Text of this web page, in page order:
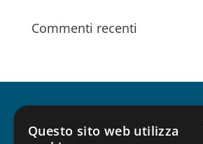
Commenti recenti
CHI SIAMO
Questo sito web utilizza